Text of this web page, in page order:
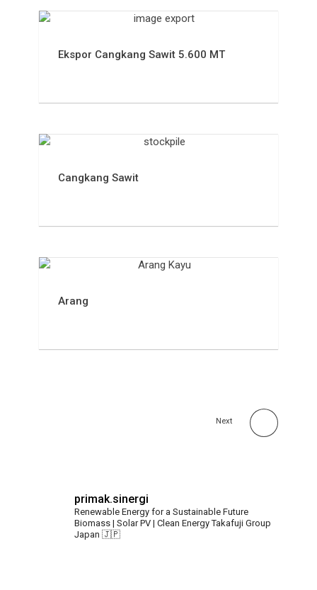
Ekspor Cangkang Sawit 5.600 MT
Cangkang Sawit
Arang
Next
primak.sinergi
Renewable Energy for a Sustainable Future
Biomass | Solar PV | Clean EnergyTakafuji Group
Japan 🇯🇵